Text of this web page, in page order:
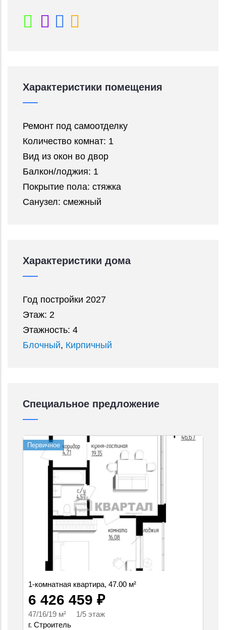
Характеристики помещения
Ремонт под самоотделку
Количество комнат: 1
Вид из окон во двор
Балкон/лоджия: 1
Покрытие пола: стяжка
Санузел: смежный
Характеристики дома
Год постройки 2027
Этаж: 2
Этажность: 4
Блочный, Кирпичный
Специальное предложение
Первичное
1-комнатная квартира, 47.00 м²
6 426 459 ₽
47/16/19 м² 1/5 этаж
г. Строитель